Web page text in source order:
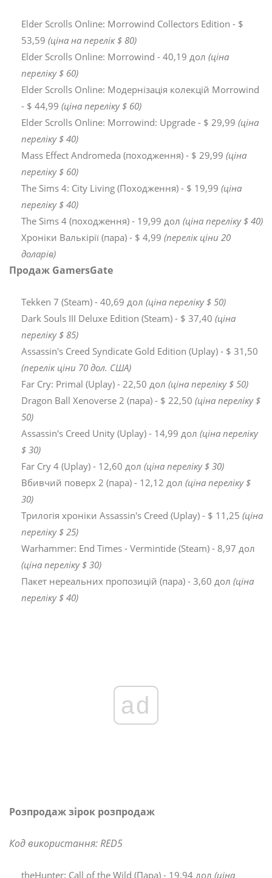
Elder Scrolls Online: Morrowind Collectors Edition - $
53,59 (ціна на перелік $ 80)
Elder Scrolls Online: Morrowind - 40,19 дол (ціна
переліку $ 60)
Elder Scrolls Online: Модернізація колекцій Morrowind
- $ 44,99 (ціна переліку $ 60)
Elder Scrolls Online: Morrowind: Upgrade - $ 29,99 (ціна
переліку $ 40)
Mass Effect Andromeda (походження) - $ 29,99 (ціна
переліку $ 60)
The Sims 4: City Living (Походження) - $ 19,99 (ціна
переліку $ 40)
The Sims 4 (походження) - 19,99 дол (ціна переліку $ 40)
Хроніки Валькірії (пара) - $ 4,99 (перелік ціни 20
доларів)
Продаж GamersGate
Tekken 7 (Steam) - 40,69 дол (ціна переліку $ 50)
Dark Souls III Deluxe Edition (Steam) - $ 37,40 (ціна
переліку $ 85)
Assassin's Creed Syndicate Gold Edition (Uplay) - $ 31,50
(перелік ціни 70 дол. США)
Far Cry: Primal (Uplay) - 22,50 дол (ціна переліку $ 50)
Dragon Ball Xenoverse 2 (пара) - $ 22,50 (ціна переліку $
50)
Assassin's Creed Unity (Uplay) - 14,99 дол (ціна переліку
$ 30)
Far Cry 4 (Uplay) - 12,60 дол (ціна переліку $ 30)
Вбивчий поверх 2 (пара) - 12,12 дол (ціна переліку $
30)
Трилогія хроніки Assassin's Creed (Uplay) - $ 11,25 (ціна
переліку $ 25)
Warhammer: End Times - Vermintide (Steam) - 8,97 дол
(ціна переліку $ 30)
Пакет нереальних пропозицій (пара) - 3,60 дол (ціна
переліку $ 40)
ad
Розпродаж зірок розпродаж
Код використання: RED5
theHunter: Call of the Wild (Пара) - 19,94 дол (ціна